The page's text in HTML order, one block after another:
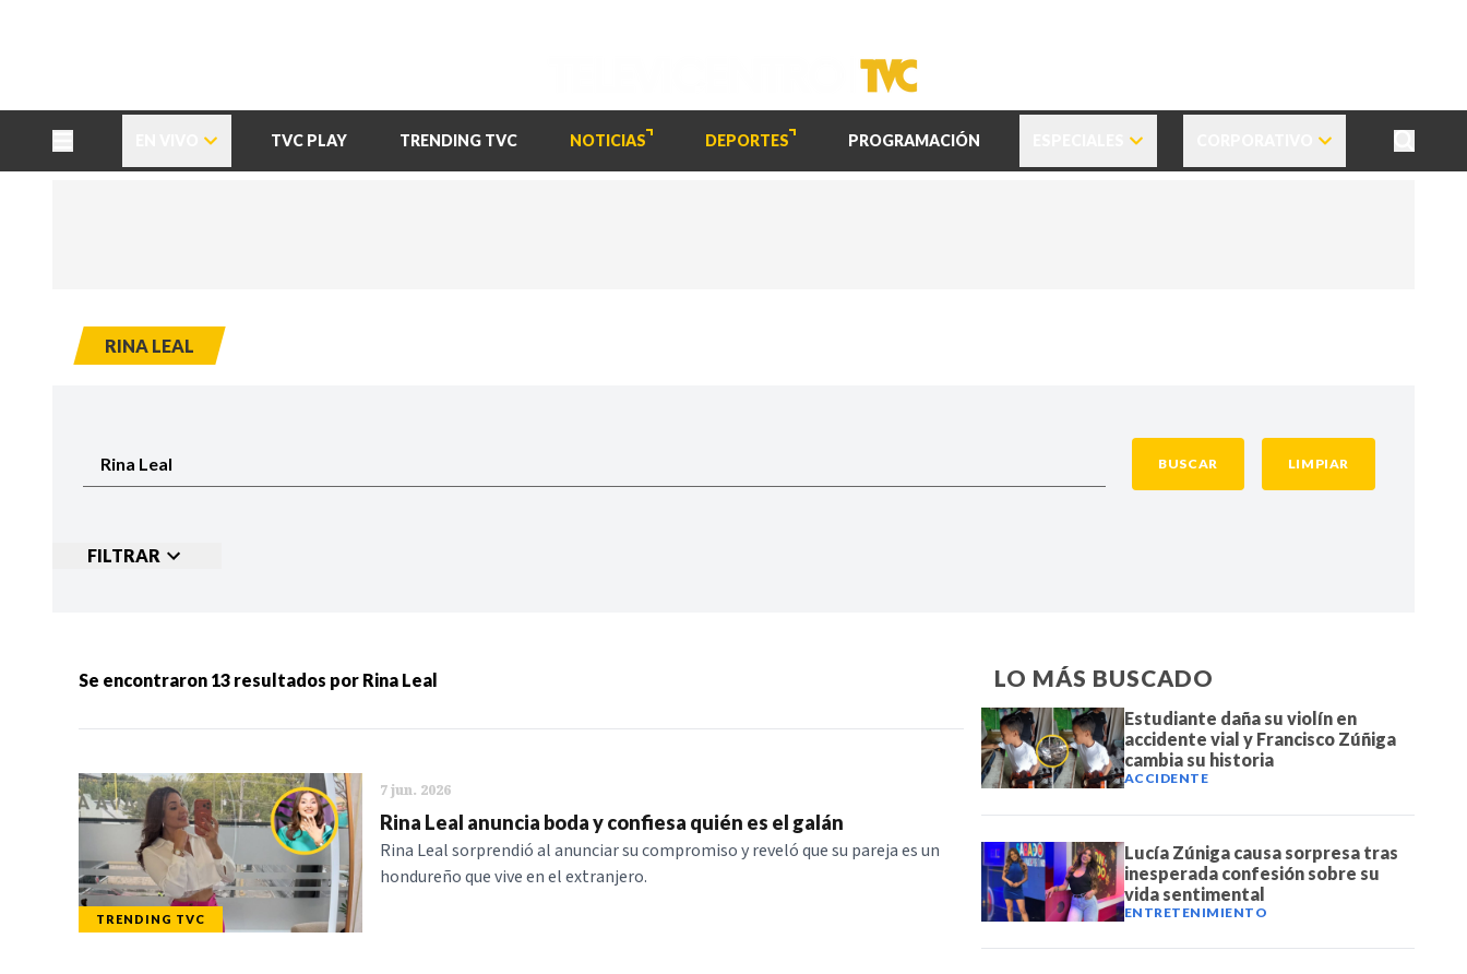
TVC PLAY TRENDING TVC NOTICIAS DEPORTES PROGRAMACIÓN
RINA LEAL
BUSCAR LIMPIAR
FILTRAR
Categorias: NOTICIAS SERIES
Se encontraron 13 resultados por Rina Leal
TRENDING TVC
7 jun. 2026
Rina Leal anuncia boda y confiesa quién es el galán
Rina Leal sorprendió al anunciar su compromiso y reveló que su pareja es un
hondureño que vive en el extranjero.
LO MÁS BUSCADO
Estudiante daña su violín en
accidente vial y Francisco Zúñiga
cambia su historia
ACCIDENTE
Lucía Zúniga causa sorpresa tras
inesperada confesión sobre su
vida sentimental
ENTRETENIMIENTO